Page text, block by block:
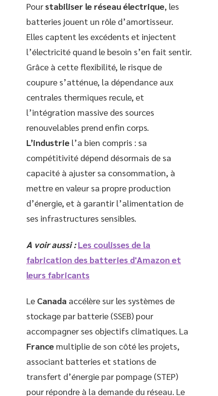
Pourstabiliser le réseau électrique, les
batteries jouent un rôle d’amortisseur.
Elles captent les excédents et injectent
l’électricité quand le besoin s’en fait sentir.
Grâce à cette flexibilité, le risque de
coupure s’atténue, la dépendance aux
centrales thermiques recule, et
l’intégration massive des sources
renouvelables prend enfin corps.
L’industrie l’a bien compris : sa
compétitivité dépend désormais de sa
capacité à ajuster sa consommation, à
mettre en valeur sa propre production
d’énergie, et à garantir l’alimentation de
ses infrastructures sensibles.
A voir aussi : Les coulisses de la
fabrication des batteries d'Amazon et
leurs fabricants
Le Canada accélère sur les systèmes de
stockage par batterie (SSEB) pour
accompagner ses objectifs climatiques. La
France multiplie de son côté les projets,
associant batteries et stations de
transfert d’énergie par pompage (STEP)
pour répondre à la demande du réseau. Le